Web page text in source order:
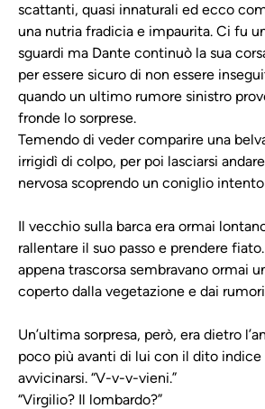
scattanti, quasi innaturali ed ecco
una nutria fradicia e impaurita. Ci fu
sguardi ma Dante continuò la sua
per essere sicuro di non essere
quando un ultimo rumore sinistro
fronde lo sorprese.
Temendo di veder comparire una
irrigidì di colpo, per poi lasciarsi
nervosa scoprendo un coniglio intento
Il vecchio sulla barca era ormai
rallentare il suo passo e prendere
appena trascorsa sembravano ormai
coperto dalla vegetazione e dai
Un’ultima sorpresa, però, era dietro
poco più avanti di lui con il dito indice
avvicinarsi. “V-v-v-vieni.”
“Virgilio? Il lombardo?”